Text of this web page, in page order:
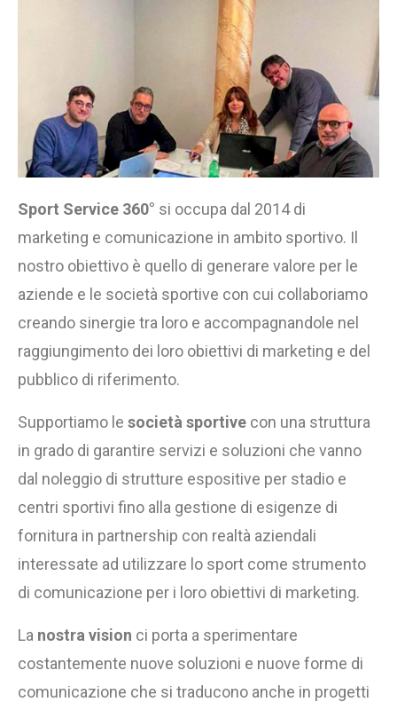
Sport Service 360° si occupa dal 2014 di
marketing e comunicazione in ambito sportivo. Il
nostro obiettivo è quello di generare valore per le
aziende e le società sportive con cui collaboriamo
creando sinergie tra loro e accompagnandole nel
raggiungimento dei loro obiettivi di marketing e del
pubblico di riferimento.
Supportiamo le società sportive con una struttura
in grado di garantire servizi e soluzioni che vanno
dal noleggio di strutture espositive per stadio e
centri sportivi fino alla gestione di esigenze di
fornitura in partnership con realtà aziendali
interessate ad utilizzare lo sport come strumento
di comunicazione per i loro obiettivi di marketing.
La nostra vision ci porta a sperimentare
costantemente nuove soluzioni e nuove forme di
comunicazione che si traducono anche in progetti